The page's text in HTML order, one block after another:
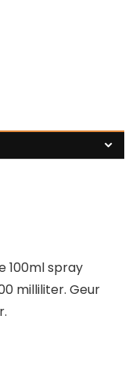
100ml spray
milliliter. Geur